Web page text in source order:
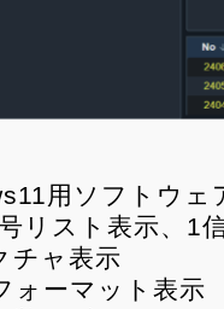
用ソフトウェ
リスト表示、1
チャ表示
ォーマット表示